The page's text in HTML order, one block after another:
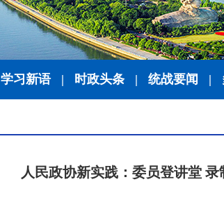
学习新语 | 时政头条 | 统战要闻 |
人民政协新实践：委员登讲堂 录